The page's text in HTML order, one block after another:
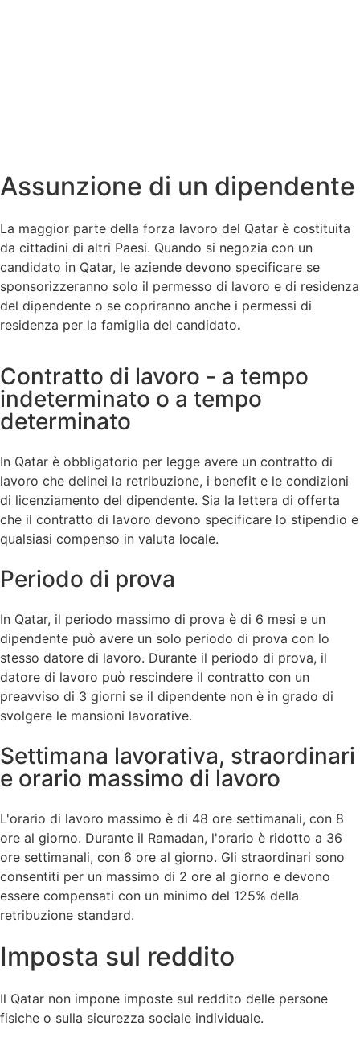
Assunzione di un dipendente
La maggior parte della forza lavoro del Qatar è costituita
da cittadini di altri Paesi. Quando si negozia con un
candidato in Qatar, le aziende devono specificare se
sponsorizzeranno solo il permesso di lavoro e di residenza
del dipendente o se copriranno anche i permessi di
residenza per la famiglia del candidato.
Contratto di lavoro - a tempo
indeterminato o a tempo
determinato
In Qatar è obbligatorio per legge avere un contratto di
lavoro che delinei la retribuzione, i benefit e le condizioni
di licenziamento del dipendente. Sia la lettera di offerta
che il contratto di lavoro devono specificare lo stipendio e
qualsiasi compenso in valuta locale.
Periodo di prova
In Qatar, il periodo massimo di prova è di 6 mesi e un
dipendente può avere un solo periodo di prova con lo
stesso datore di lavoro. Durante il periodo di prova, il
datore di lavoro può rescindere il contratto con un
preavviso di 3 giorni se il dipendente non è in grado di
svolgere le mansioni lavorative.
Settimana lavorativa, straordinari
e orario massimo di lavoro
L'orario di lavoro massimo è di 48 ore settimanali, con 8
ore al giorno. Durante il Ramadan, l'orario è ridotto a 36
ore settimanali, con 6 ore al giorno. Gli straordinari sono
consentiti per un massimo di 2 ore al giorno e devono
essere compensati con un minimo del 125% della
retribuzione standard.
Imposta sul reddito
Il Qatar non impone imposte sul reddito delle persone
fisiche o sulla sicurezza sociale individuale.